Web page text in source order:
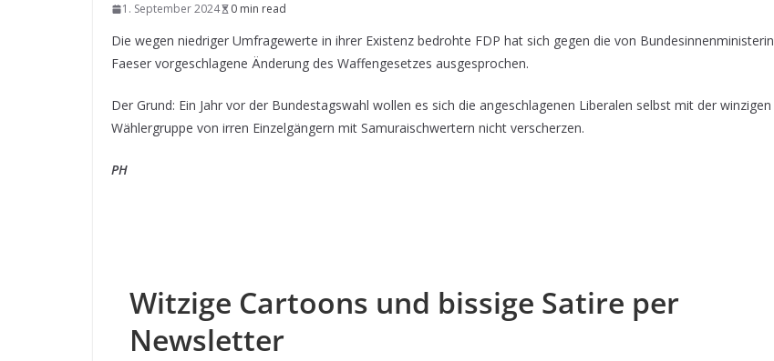
1. September 2024 0 min read
Die wegen niedriger Umfragewerte in ihrer Existenz bedrohte FDP hat sich gegen die von Bundesinnenministerin
Faeser vorgeschlagene Änderung des Waffengesetzes ausgesprochen.
Der Grund: Ein Jahr vor der Bundestagswahl wollen es sich die angeschlagenen Liberalen selbst mit der winzigen
Wählergruppe von irren Einzelgängern mit Samuraischwertern nicht verscherzen.
PH
Witzige Cartoons und bissige Satire per
Newsletter